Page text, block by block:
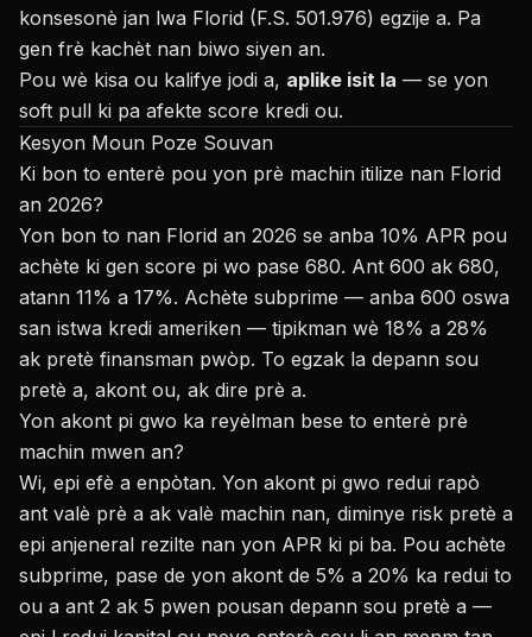
konsesonè jan lwa Florid (F.S. 501.976) egzije a. Pa
gen frè kachèt nan biwo siyen an.
Pou wè kisa ou kalifye jodi a, aplike isit la — se yon
soft pull ki pa afekte score kredi ou.
Kesyon Moun Poze Souvan
Ki bon to enterè pou yon prè machin itilize nan Florid
an 2026?
Yon bon to nan Florid an 2026 se anba 10% APR pou
achète ki gen score pi wo pase 680. Ant 600 ak 680,
atann 11% a 17%. Achète subprime — anba 600 oswa
san istwa kredi ameriken — tipikman wè 18% a 28%
ak pretè finansman pwòp. To egzak la depann sou
pretè a, akont ou, ak dire prè a.
Yon akont pi gwo ka reyèlman bese to enterè prè
machin mwen an?
Wi, epi efè a enpòtan. Yon akont pi gwo redui rapò
ant valè prè a ak valè machin nan, diminye risk pretè a
epi anjeneral rezilte nan yon APR ki pi ba. Pou achète
subprime, pase de yon akont de 5% a 20% ka redui to
ou a ant 2 ak 5 pwen pousan depann sou pretè a —